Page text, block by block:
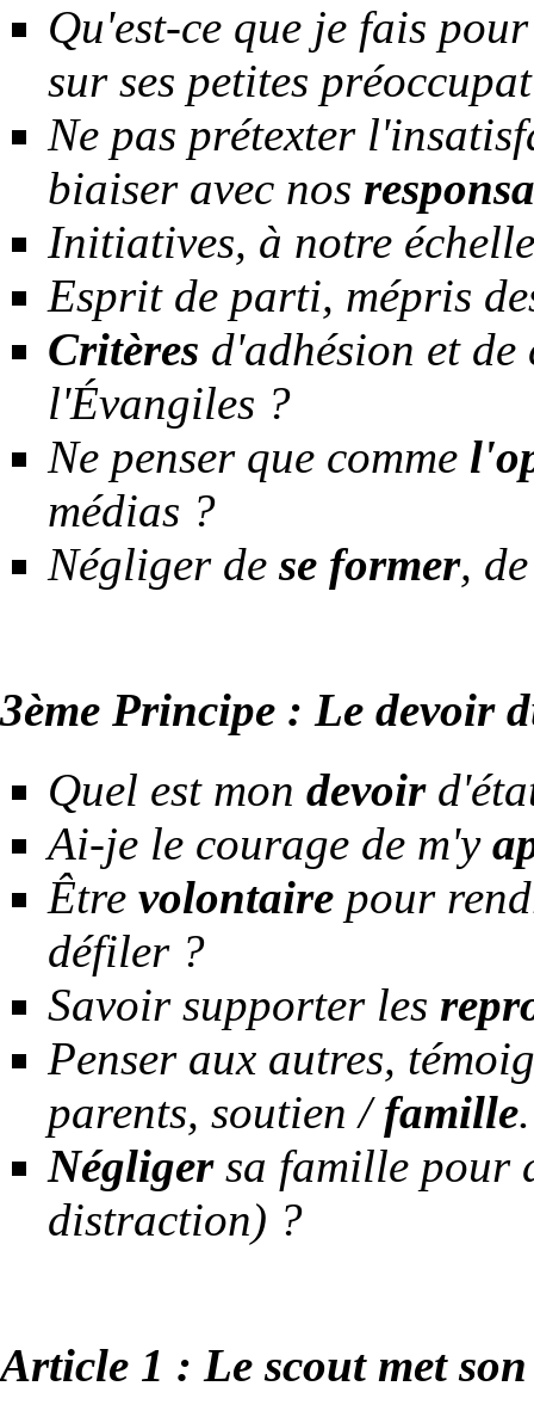
Qu'est-ce que je fais
sur ses petites
Ne pas prétexter
biaiser avec nos
Initiatives, à notre
Esprit de parti, mépris
Critères d'adhésion et
l'Évangiles ?
Ne penser que comme
médias ?
Négliger dese former,
3ème Principe : Le devoir
Quel est mon devoir
Ai-je le courage de m'y
Être volontaire pour
défiler ?
Savoir supporter les
Penser aux autres,
parents, soutien /famille
Négligersa famille pour
distraction) ?
Article 1 : Le scout met